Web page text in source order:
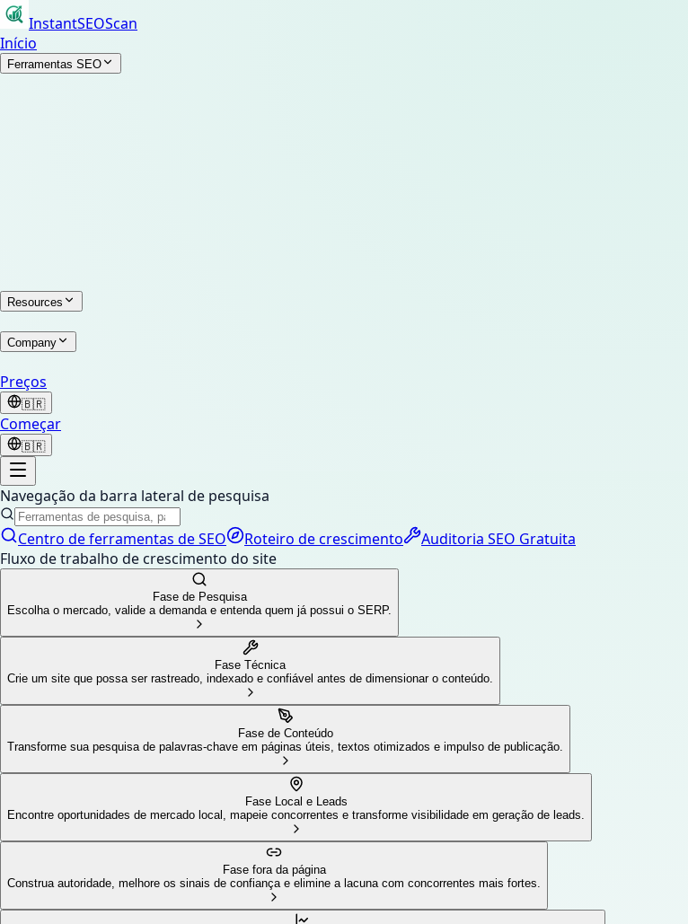
InstantSEOScan
Início
Ferramentas SEO
Resources
Company
Preços
🇧🇷
Começar
🇧🇷
Navegação da barra lateral de pesquisa
Centro de ferramentas de SEO Roteiro de crescimento
Auditoria SEO Gratuita
Fluxo de trabalho de crescimento do site
Fase de Pesquisa
Escolha o mercado, valide a demanda e entenda quem já possui o SERP.
Fase Técnica
Crie um site que possa ser rastreado, indexado e confiável antes de dimensionar o conteúdo.
Fase de Conteúdo
Transforme sua pesquisa de palavras-chave em páginas úteis, textos otimizados e impulso de publicação.
Fase Local e Leads
Encontre oportunidades de mercado local, mapeie concorrentes e transforme visibilidade em geração de leads.
Fase fora da página
Construa autoridade, melhore os sinais de confiança e elimine a lacuna com concorrentes mais fortes.